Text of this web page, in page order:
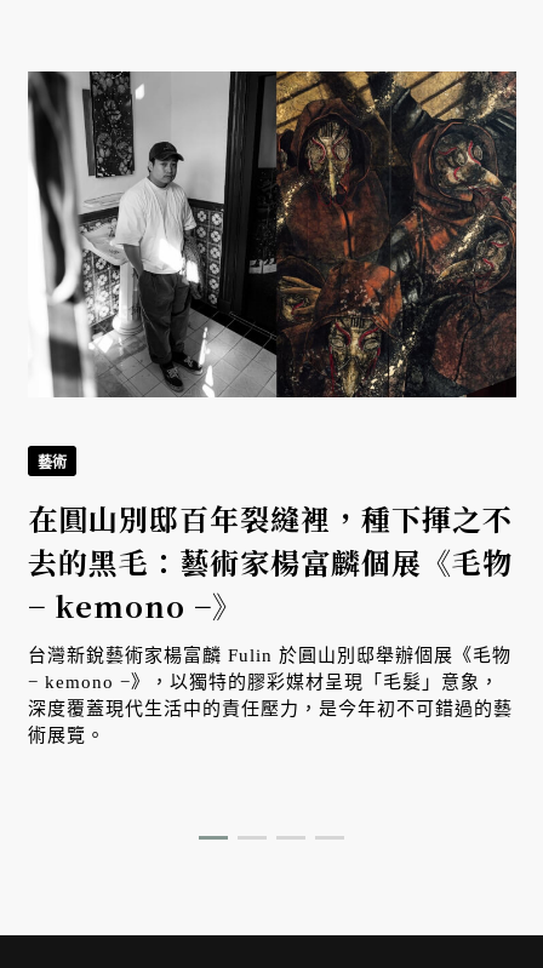
藝術
在圓山別邸百年裂縫裡，種下揮之不
去的黑毛：藝術家楊富麟個展《毛物
− kemono −》
台灣新銳藝術家楊富麟 Fulin 於圓山別邸舉辦個展《毛物
− kemono −》，以獨特的膠彩媒材呈現「毛髮」意象，
深度覆蓋現代生活中的責任壓力，是今年初不可錯過的藝
術展覽。